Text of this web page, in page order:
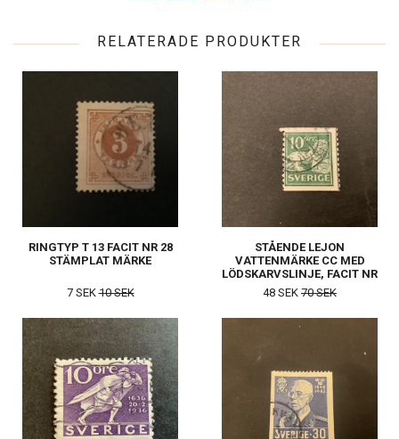
RELATERADE PRODUKTER
RINGTYP T 13 FACIT NR 28
STÄMPLAT MÄRKE
7 SEK10 SEK
STÅENDE LEJON
VATTENMÄRKE CC MED
LÖDSKARVSLINJE, FACIT NR
144 A
48 SEK 70 SEK